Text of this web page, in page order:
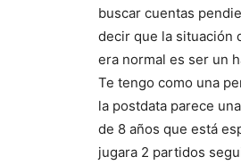
buscar cuentas
decir que la situación
era normal es ser un
Te tengo como una
la postdata parece
de 8 años que está
jugara 2 partidos